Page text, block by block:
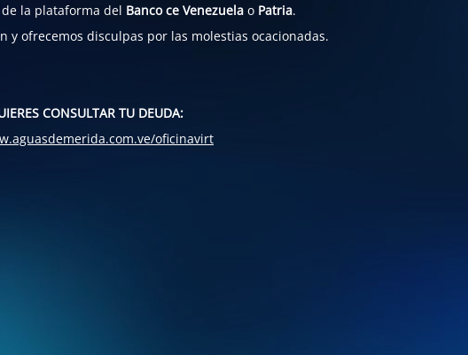
la plataforma del Banco ce Venezuelao Patria.
y ofrecemos disculpas por las molestias ocacionadas.
CONSULTAR TU DEUDA:
oficinavirt